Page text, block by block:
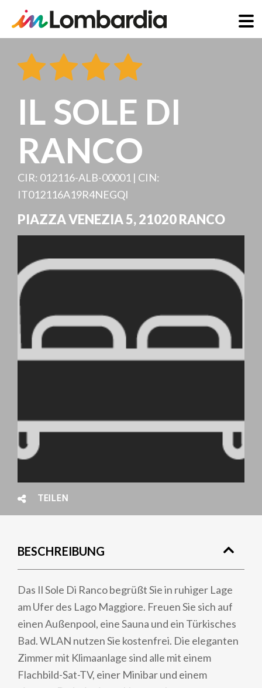
zum
Inhalt
IL SOLE DI
RANCO
CIR: 012116-ALB-00001 | CIN:
IT012116A19R4NEGQI
PIAZZA VENEZIA 5,21020RANCO
TEILEN
BESCHREIBUNG
Das Il Sole Di Ranco begrüßt Sie in ruhiger Lage
am Ufer des Lago Maggiore. Freuen Sie sich auf
einen Außenpool, eine Sauna und ein Türkisches
Bad. WLAN nutzen Sie kostenfrei. Die eleganten
Zimmer mit Klimaanlage sind alle mit einem
Flachbild-Sat-TV, einer Minibar und einem